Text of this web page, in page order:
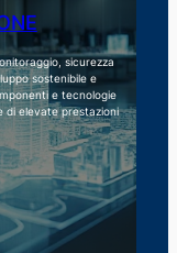
sicurezza
sostenibile e
e tecnologie
di elevate prestazioni